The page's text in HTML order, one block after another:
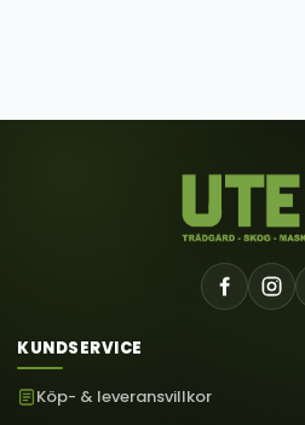
KUNDSERVICE
Köp- & leveransvillkor